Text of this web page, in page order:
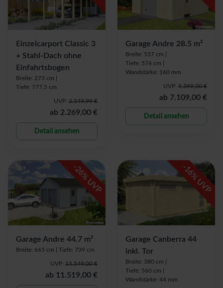
Einzelcarport Classic 3
+ Stahl-Dach ohne
Einfahrtsbogen
Breite: 273 cm |
Tiefe: 777.5 cm
UVP: 2.549,99 €
ab 2.269,00 €
Detail ansehen
Garage Andre 28.5 m²
Breite: 557 cm |
Tiefe: 576 cm |
Wandstärke: 160 mm
UVP: 9.599,00 €
ab 7.109,00 €
Detail ansehen
-
26
% UVP
Garage Andre 44.7 m²
Breite: 665 cm | Tiefe: 739 cm
UVP: 15.549,00 €
ab 11.519,00 €
-
16
% UVP
Garage Canberra 44
inkl. Tor
Breite: 380 cm |
Tiefe: 560 cm |
Wandstärke: 44 mm